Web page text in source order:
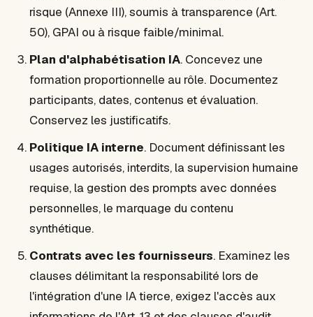
risque (Annexe III), soumis à transparence (Art.
50), GPAI ou à risque faible/minimal.
Plan d'alphabétisation IA. Concevez une
formation proportionnelle au rôle. Documentez
participants, dates, contenus et évaluation.
Conservez les justificatifs.
Politique IA interne. Document définissant les
usages autorisés, interdits, la supervision humaine
requise, la gestion des prompts avec données
personnelles, le marquage du contenu
synthétique.
Contrats avec les fournisseurs. Examinez les
clauses délimitant la responsabilité lors de
l'intégration d'une IA tierce, exigez l'accès aux